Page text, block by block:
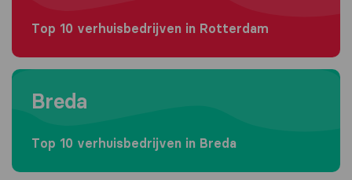
Top 10 verhuisbedrijven in Rotterdam
Moving to Breda
Breda
Top 10 verhuisbedrijven in Breda